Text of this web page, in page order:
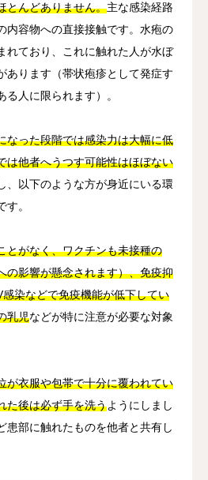
とんどありません。主な感染経路
内容物への直接接触です。水疱の
れており、これに触れた人が水ぼ
あります（帯状疱疹として発症す
人に限られます）。
なった段階では感染力は大幅に低
は他者へうつす可能性はほぼない
、以下のような方が身近にいる環
。
とがなく、ワクチンも未接種の
の影響が懸念されます）、免疫抑
染などで免疫機能が低下してい
乳児などが特に注意が必要な対象
が衣服や包帯で十分に覆われてい
た後は必ず手を洗うようにしまし
患部に触れたものを他者と共有し